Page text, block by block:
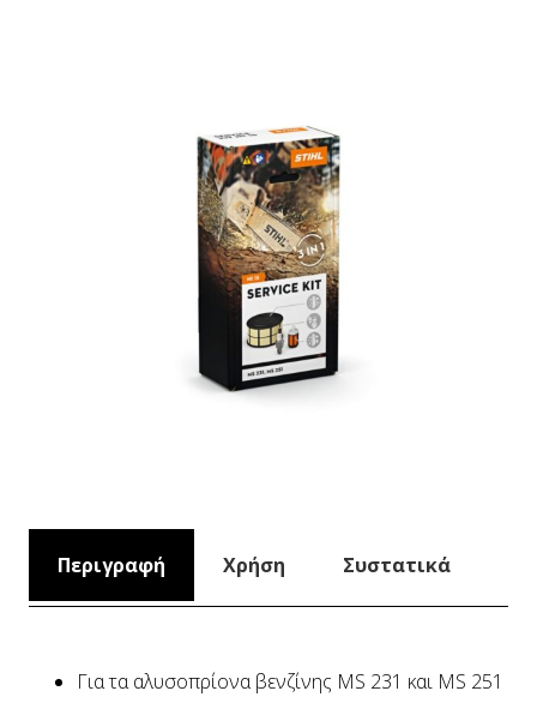
Περιγραφή Χρήση Συστατικά
Για τα αλυσοπρίονα βενζίνης MS 231 και MS 251